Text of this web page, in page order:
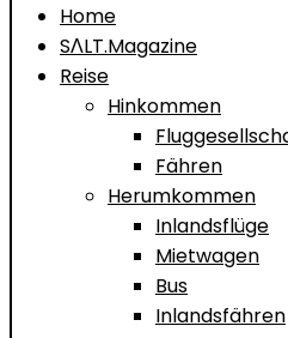
Home
SΛLT.Magazine
Reise
Hinkommen
Fähren
Herumkommen
Inlandsflüge
Mietwagen
Bus
Inlandsfähren